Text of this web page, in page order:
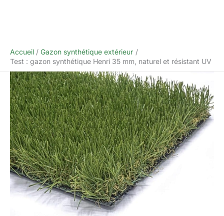
Accueil
Gazon synthétique extérieur
Test : gazon synthétique Henri 35 mm, naturel et résistant UV